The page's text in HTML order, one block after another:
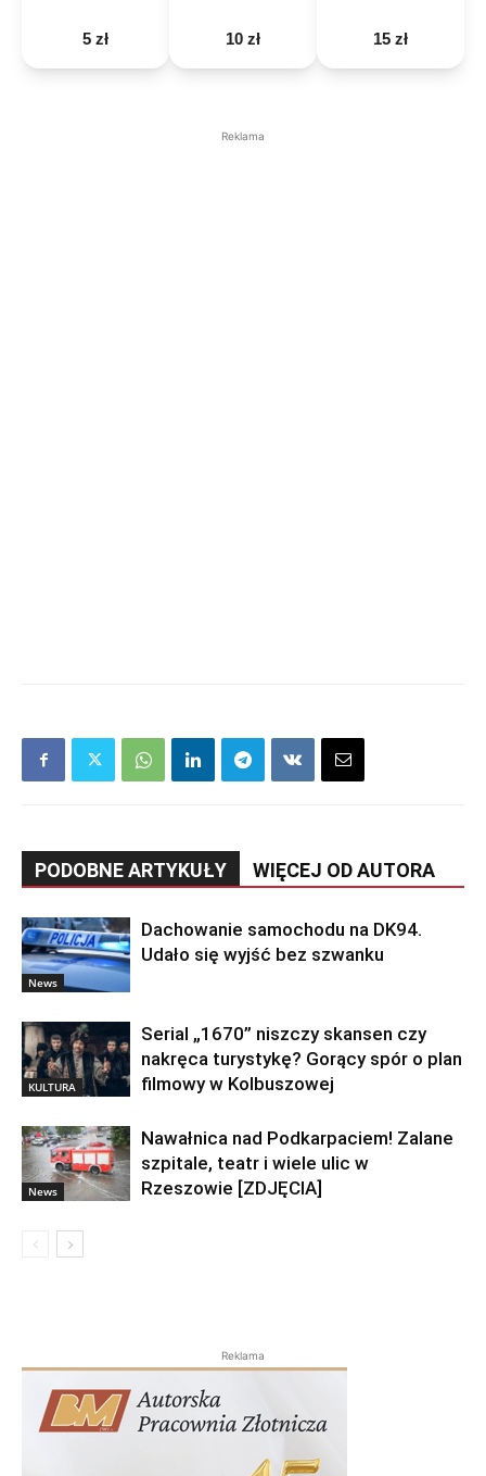
5 zł 10 zł 15 zł
Reklama
PODOBNE ARTYKUŁY WIĘCEJ OD AUTORA
News
Dachowanie samochodu na DK94.
Udało się wyjść bez szwanku
KULTURA
Serial „1670” niszczy skansen czy
nakręca turystykę? Gorący spór o plan
filmowy w Kolbuszowej
News
Nawałnica nad Podkarpaciem! Zalane
szpitale, teatr i wiele ulic w
Rzeszowie [ZDJĘCIA]
Reklama